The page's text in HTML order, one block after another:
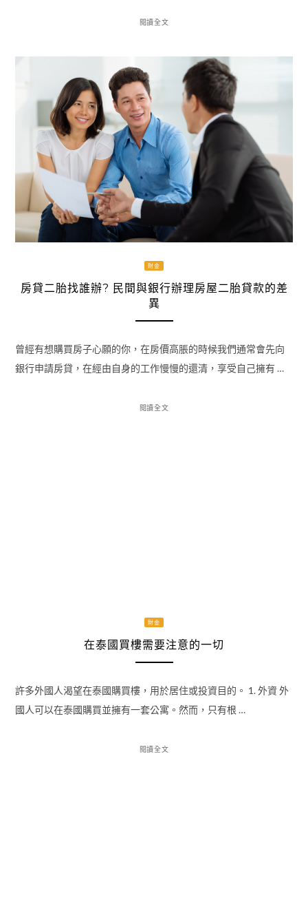
閱讀全文
財金
房貸二胎找誰辦? 民間與銀行辦理房屋二胎貸款的差
異
曾經有想購買房子心願的你，在房價高脹的時候我們通常會先向
銀行申請房貸，在經由自身的工作慢慢的還清，享受自己擁有 …
閱讀全文
財金
在泰國買樓需要注意的一切
許多外國人渴望在泰國購買樓，用於居住或投資目的。 1. 外資 外
國人可以在泰國購買並擁有一套公寓。然而，只有根 …
閱讀全文